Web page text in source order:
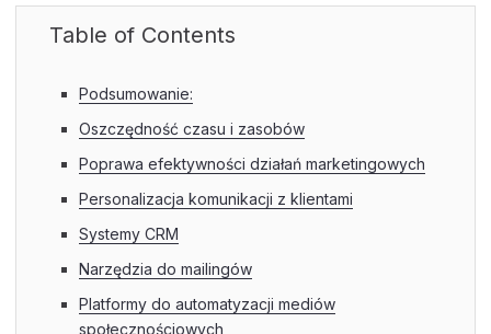
Table of Contents
Podsumowanie:
Oszczędność czasu i zasobów
Poprawa efektywności działań marketingowych
Personalizacja komunikacji z klientami
Systemy CRM
Narzędzia do mailingów
Platformy do automatyzacji mediów
społecznościowych